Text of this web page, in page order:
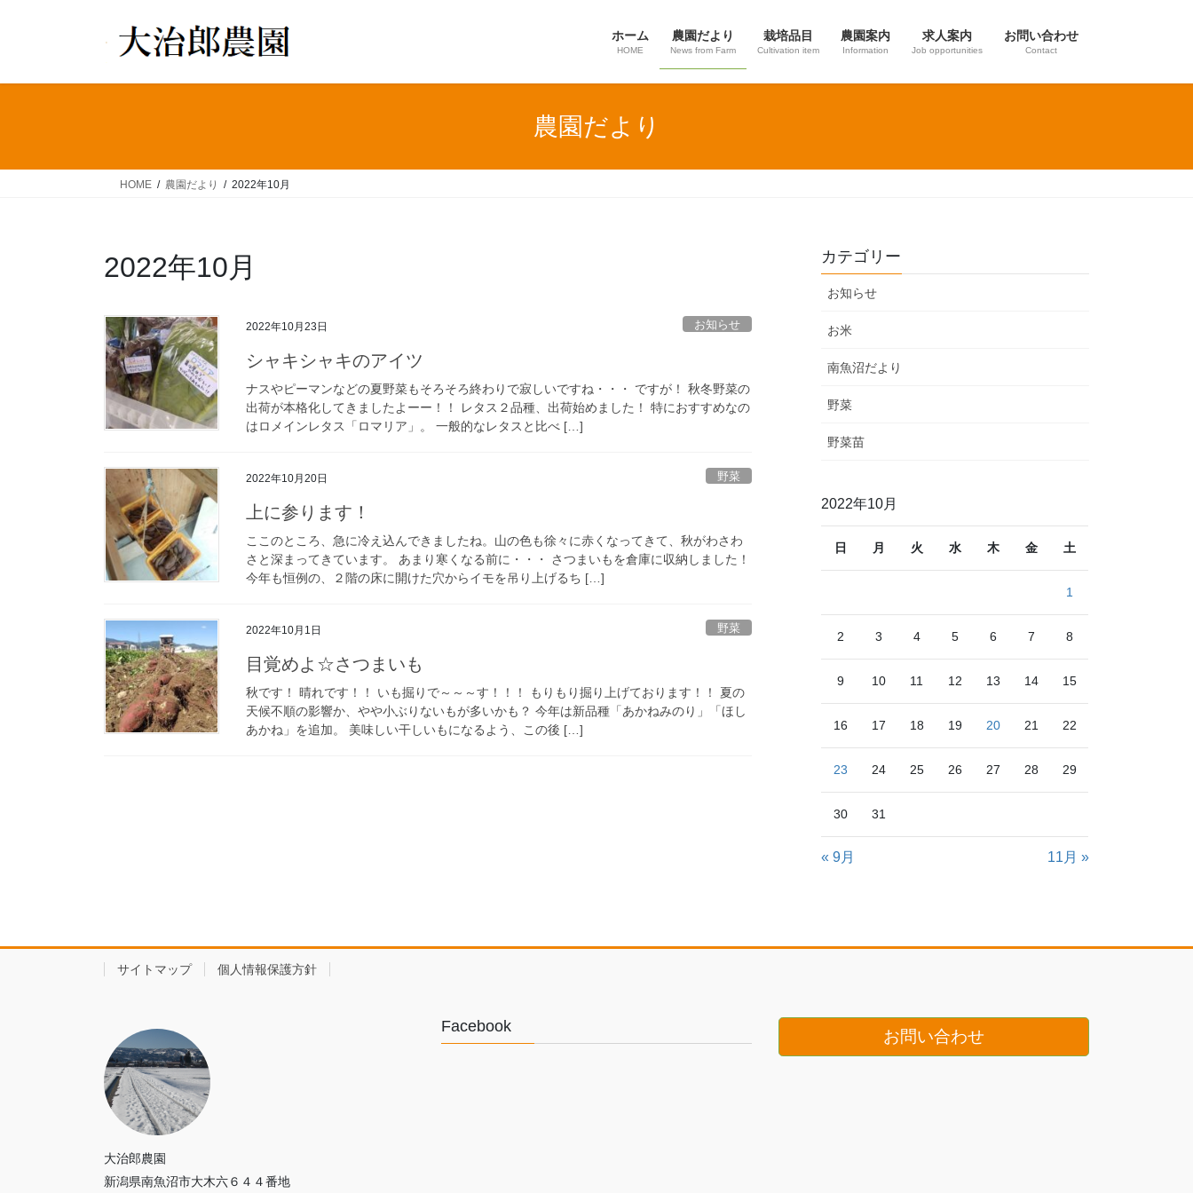
ホーム
HOME
農園だより
News from Farm
栽培品目
Cultivation item
農園案内
Information
求人案内
Job opportunities
お問い合わせ
Contact
農園だより
HOME 農園だより 2022年10月
2022年10月
2022年10月23日 お知らせ
シャキシャキのアイツ
ナスやピーマンなどの夏野菜もそろそろ終わりで寂しいですね・・・ ですが！ 秋冬野菜の
出荷が本格化してきましたよーー！！ レタス２品種、出荷始めました！ 特におすすめなの
はロメインレタス「ロマリア」。 一般的なレタスと比べ […]
2022年10月20日 野菜
上に参ります！
ここのところ、急に冷え込んできましたね。山の色も徐々に赤くなってきて、秋がわさわ
さと深まってきています。 あまり寒くなる前に・・・ さつまいもを倉庫に収納しました！
今年も恒例の、２階の床に開けた穴からイモを吊り上げるち […]
2022年10月1日 野菜
目覚めよ☆さつまいも
秋です！ 晴れです！！ いも掘りで～～～す！！！ もりもり掘り上げております！！ 夏の
天候不順の影響か、やや小ぶりないもが多いかも？ 今年は新品種「あかねみのり」「ほし
あかね」を追加。 美味しい干しいもになるよう、この後 […]
カテゴリー
お知らせ
お米
南魚沼だより
野菜
野菜苗
2022年10月
日 月 火 水 木 金 土
1
2 3 4 5 6 7 8
9 10 11 12 13 14 15
16 17 18 19 20 21 22
23 24 25 26 27 28 29
30 31
« 9月 11月 »
サイトマップ 個人情報保護方針
大治郎農園
新潟県南魚沼市大木六６４４番地
Facebook
お問い合わせ